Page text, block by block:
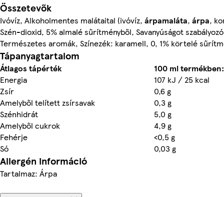
Összetevők
Ivóvíz, Alkoholmentes malátaital (ivóvíz, árpamaláta, árpa,
Szén-dioxid, 5% almalé sűrítményből, Savanyúságot
Természetes aromák, Színezék: karamell, 0, 1% körtelé
Tápanyagtartalom
Átlagos tápérték
100 ml termékben:
Energia
107 kJ / 25 kcal
Zsír
0,6 g
Amelyből telített zsírsavak
0,3 g
Szénhidrát
5,0 g
Amelyből cukrok
4,9 g
Fehérje
<0,5 g
Só
0,03 g
Allergén információ
Tartalmaz: Árpa